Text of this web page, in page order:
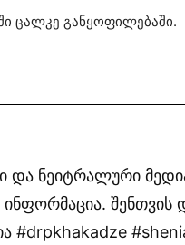
ცალკე განყოფილებაში.
და ნეიტრალური
შენთვის
#drpkhakadze